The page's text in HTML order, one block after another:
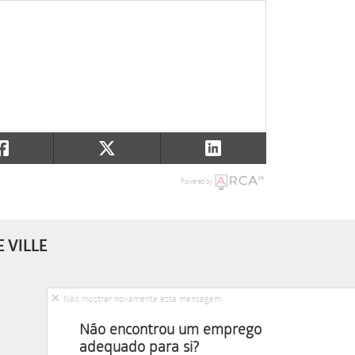
Powered by
Não mostrar novamente esta mensagem
Não encontrou um emprego
adequado para si?
VILLE